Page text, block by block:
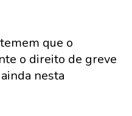
que o
o direito de greve
nesta